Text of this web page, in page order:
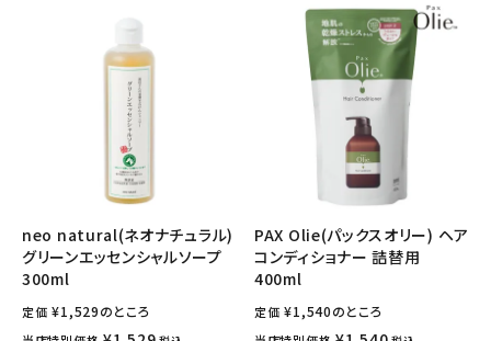
neo natural(ネオナチュラル)
グリーンエッセンシャルソープ
300ml
定価 ¥1,529のところ
PAX Olie(パックスオリー) ヘア
コンディショナー 詰替用
400ml
定価 ¥1,540のところ